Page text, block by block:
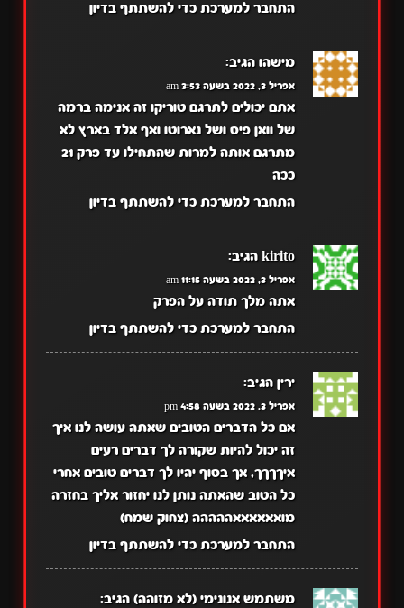
התחבר למערכת כדי להשתתף בדיון
מישהו הגיב:
אפריל 3, 2022 בשעה 3:53 am
אתם יכולים לתרגם טוריקו זה אנימה ברמה
של וואן פיס ושל נארוטו ואף אלד בארץ לא
מתרגם אותה למרות שהתחילו עד פרק 21
ככה
התחבר למערכת כדי להשתתף בדיון
kirito הגיב:
אפריל 3, 2022 בשעה 11:15 am
אתה מלך תודה על הפרק
התחבר למערכת כדי להשתתף בדיון
ירין הגיב:
אפריל 3, 2022 בשעה 4:58 pm
אם כל הדברים הטובים שאתה עושה לנו איך
זה יכול להיות שקורה לך דברים רעים
איךךךך, אך בסוף יהיו לך דברים טובים אחרי
כל הטוב שהאתה נותן לנו יחזור אליך בחזרה
מואאאאאאההההה (צחוק שמח)
התחבר למערכת כדי להשתתף בדיון
משתמש אנונימי (לא מזוהה) הגיב: